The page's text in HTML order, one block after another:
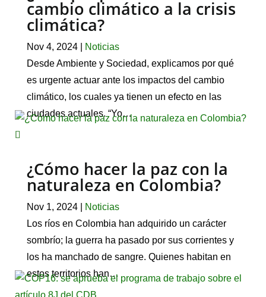
cambio climático a la crisis
climática?
Nov 4, 2024|
Noticias
Desde Ambiente y Sociedad, explicamos por qué
es urgente actuar ante los impactos del cambio
climático, los cuales ya tienen un efecto en las
ciudades actuales. “Yo…
¿Cómo hacer la paz con la
naturaleza en Colombia?
Nov 1, 2024|
Noticias
Los ríos en Colombia han adquirido un carácter
sombrío; la guerra ha pasado por sus corrientes y
los ha manchado de sangre. Quienes habitan en
estos territorios han…